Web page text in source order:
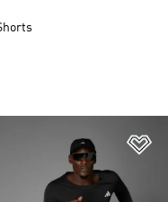
listy życzeń